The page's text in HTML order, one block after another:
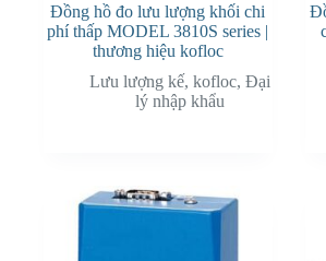
Đồng hồ đo lưu lượng khối chi
phí thấp MODEL 3810S series |
thương hiệu kofloc
Lưu lượng kế, kofloc, Đại
lý nhập khẩu